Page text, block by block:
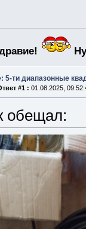
5-ти диапазонные
#1 : 01.08.2025,
обещал: